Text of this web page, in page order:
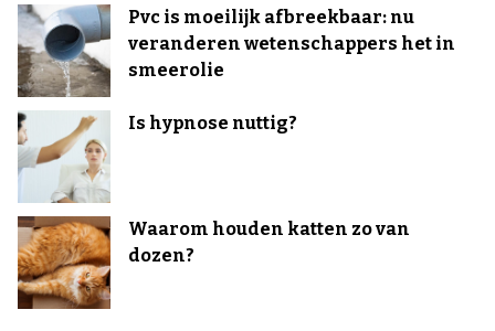
Pvc is moeilijk afbreekbaar: nu
veranderen wetenschappers het in
smeerolie
Is hypnose nuttig?
Waarom houden katten zo van
dozen?